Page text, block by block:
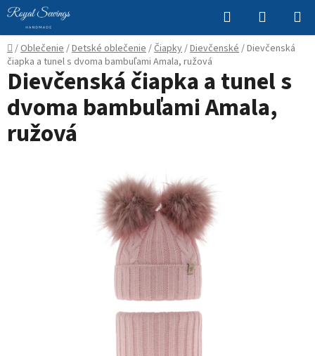
Prejsť
na
obsah
Hľadať
KOŠÍK
Domov
/Oblečenie/Detské oblečenie/Čiapky/Dievčenské/Dievčenská
čiapka a tunel s dvoma bambuľami Amala, ružová
Dievčenská čiapka a tunel s
dvoma bambuľami Amala,
ružová